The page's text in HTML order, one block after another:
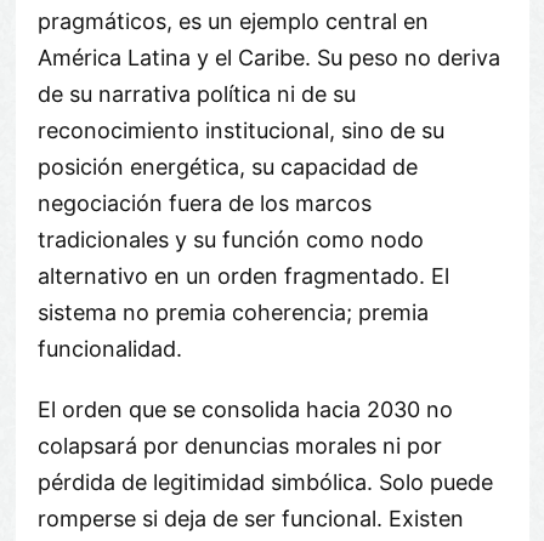
pragmáticos, es un ejemplo central en
América Latina y el Caribe. Su peso no deriva
de su narrativa política ni de su
reconocimiento institucional, sino de su
posición energética, su capacidad de
negociación fuera de los marcos
tradicionales y su función como nodo
alternativo en un orden fragmentado. El
sistema no premia coherencia; premia
funcionalidad.
El orden que se consolida hacia 2030 no
colapsará por denuncias morales ni por
pérdida de legitimidad simbólica. Solo puede
romperse si deja de ser funcional. Existen